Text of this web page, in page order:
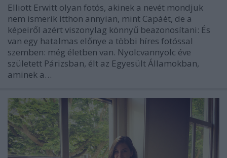
Elliott Erwitt olyan fotós, akinek a nevét mondjuk
nem ismerik itthon annyian, mint Capáét, de a
képeiről azért viszonylag könnyű beazonosítani: És
van egy hatalmas előnye a többi híres fotóssal
szemben: még életben van. Nyolcvannyolc éve
született Párizsban, élt az Egyesült Államokban,
aminek a…